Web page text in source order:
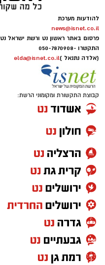
להודעות מערכת
news@isnet.co.il
פרסום באתר ראשון נט ורשת ישראל נט
התקשרו -050-7870908
(אלדה נתנאל )elda@isnet.co.il
קבוצת התקשורת ומקומוני הרשת: